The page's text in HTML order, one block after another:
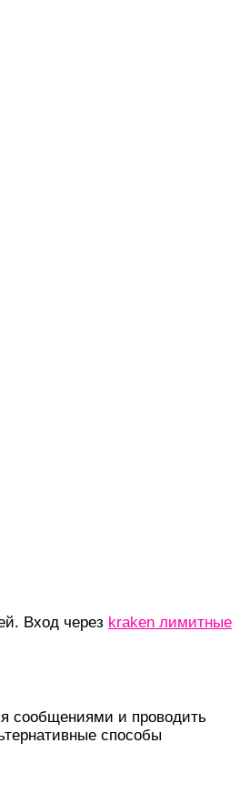
Вход через kraken лимитные
сообщениями и проводить
способы